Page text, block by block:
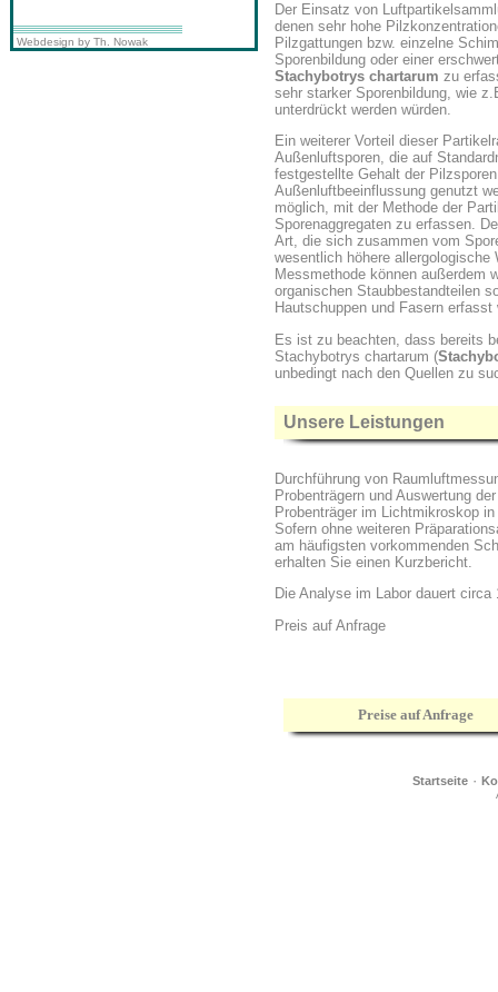
Der Einsatz von
denen sehr hohe
Pilzgattungen bzw. einzelne
Sporenbildung oder einer
Stachybotrys chartarum zu
sehr starker Sporenbildung, wie
unterdrückt werden würden.
Ein weiterer Vorteil dieser
Außenluftsporen, die auf
festgestellte Gehalt der
Außenluftbeeinflussung genutzt
möglich, mit der Methode der
Sporenaggregaten zu erfassen.
Art, die sich zusammen vom
wesentlich höhere
Messmethode können außerdem
organischen Staubbestandteilen
Hautschuppen und Fasern erfasst
Es ist zu beachten, dass bereits
Stachybotrys chartarum (
unbedingt nach den Quellen zu
Unsere Leistungen
Durchführung von
Probenträgern und Auswertung
Probenträger im Lichtmikroskop
Sofern ohne weiteren
am häufigsten vorkommenden
erhalten Sie einen Kurzbericht.
Die Analyse im Labor dauert circa
Preis auf Anfrage
Preise auf Anfrage
Startseite·
Webdesign by Th. Nowak